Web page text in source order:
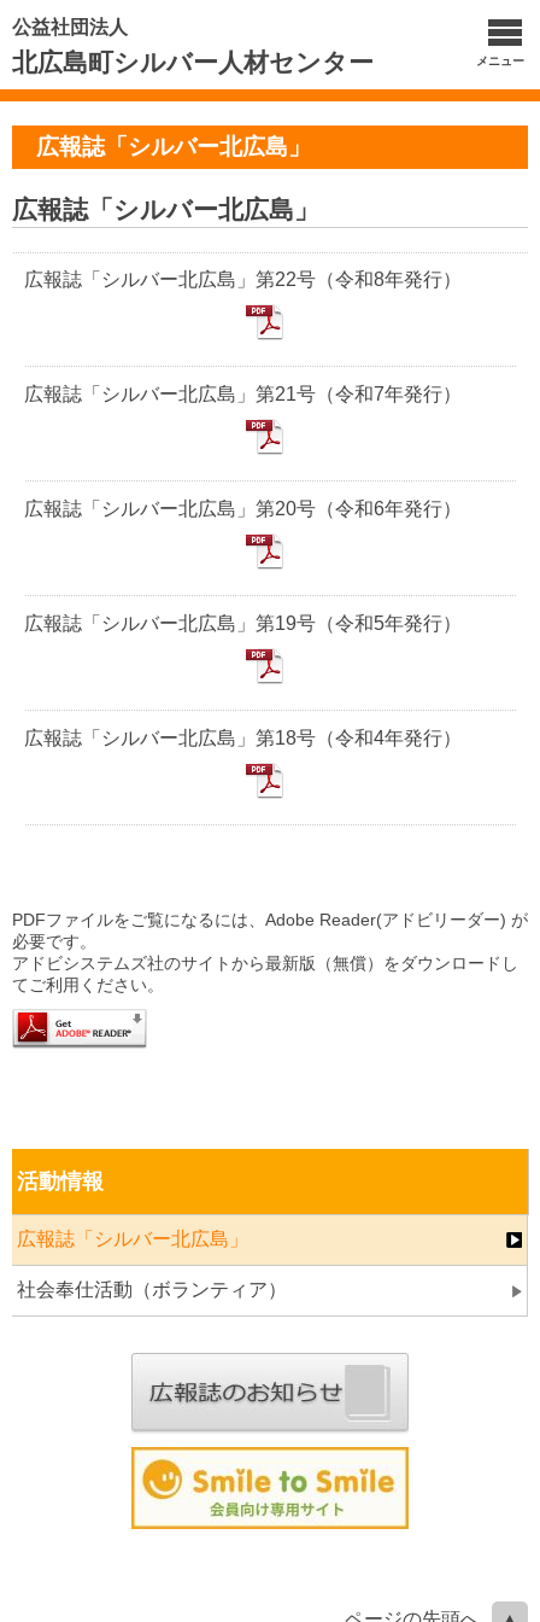
公益社団法人
北広島町シルバー人材センター メニュー
広報誌「シルバー北広島」
広報誌「シルバー北広島」
広報誌「シルバー北広島」第22号（令和8年発行）
広報誌「シルバー北広島」第21号（令和7年発行）
広報誌「シルバー北広島」第20号（令和6年発行）
広報誌「シルバー北広島」第19号（令和5年発行）
広報誌「シルバー北広島」第18号（令和4年発行）
PDFファイルをご覧になるには、Adobe Reader(アドビリーダー) が
必要です。
アドビシステムズ社のサイトから最新版（無償）をダウンロードし
てご利用ください。
活動情報
広報誌「シルバー北広島」
社会奉仕活動（ボランティア）